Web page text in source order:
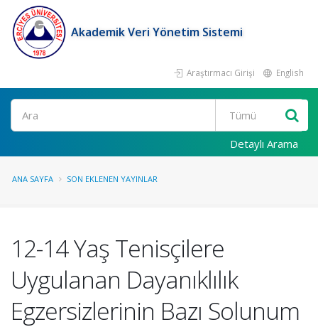
Akademik Veri Yönetim Sistemi
Araştırmacı Girişi English
Ara
Detaylı Arama
ANA SAYFA SON EKLENEN YAYINLAR
12-14 Yaş Tenisçilere
Uygulanan Dayanıklılık
Egzersizlerinin Bazı Solunum